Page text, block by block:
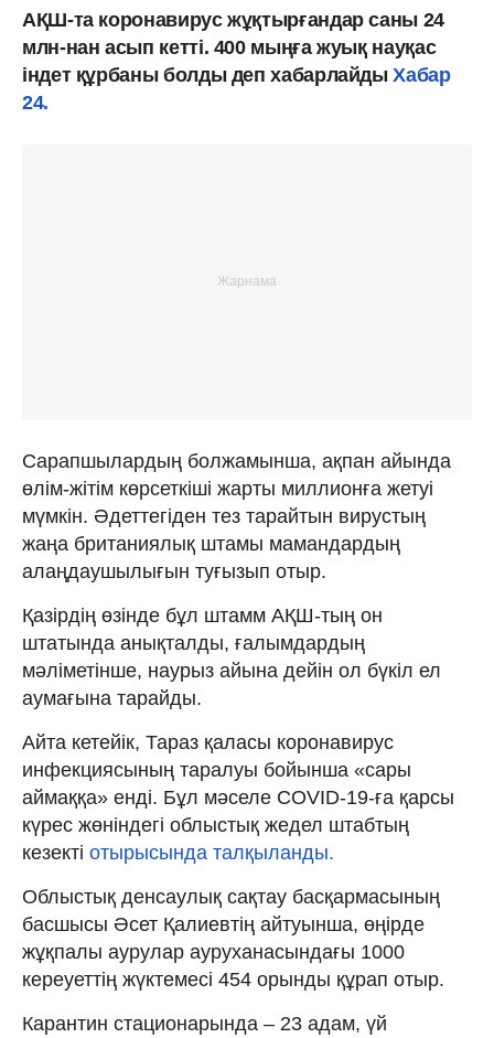
АҚШ-та коронавирус жұқтырғандар саны 24
млн-нан асып кетті. 400 мыңға жуық науқас
індет құрбаны болды деп хабарлайдыХабар
24.
Сарапшылардың болжамынша, ақпан айында
өлім-жітім көрсеткіші жарты миллионға жетуі
мүмкін. Әдеттегіден тез тарайтын вирустың
жаңа британиялық штамы мамандардың
алаңдаушылығын туғызып отыр.
Қазірдің өзінде бұл штамм АҚШ-тың он
штатында анықталды, ғалымдардың
мәліметінше, наурыз айына дейін ол бүкіл ел
аумағына тарайды.
Айта кетейік, Тараз қаласы коронавирус
инфекциясының таралуы бойынша «сары
аймаққа» енді. Бұл мәселе COVID-19-ға қарсы
күрес жөніндегі облыстық жедел штабтың
кезекті отырысында талқыланды.
Облыстық денсаулық сақтау басқармасының
басшысы Әсет Қалиевтің айтуынша, өңірде
жұқпалы аурулар ауруханасындағы 1000
кереуеттің жүктемесі 454 орынды құрап отыр.
Карантин стационарында – 23 адам, үй